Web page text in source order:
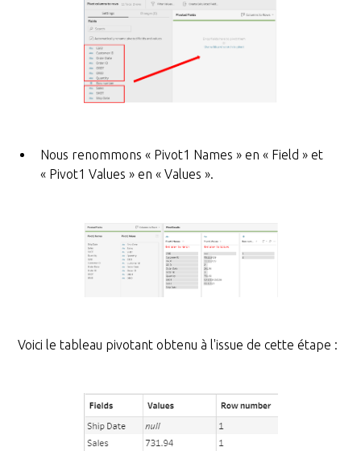
Nous renommons « Pivot1 Names » en « Field » et
« Pivot1 Values » en « Values ».
Voici le tableau pivotant obtenu à l'issue de cette étape :